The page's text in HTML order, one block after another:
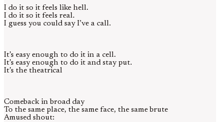
I do it so it feels like hell.
I do it so it feels real.
I guess you could say I’ve a call.
It’s easy enough to do it in a cell.
It’s easy enough to do it and stay put.
It’s the theatrical
Comeback in broad day
To the same place, the same face, the same brute
Amused shout: